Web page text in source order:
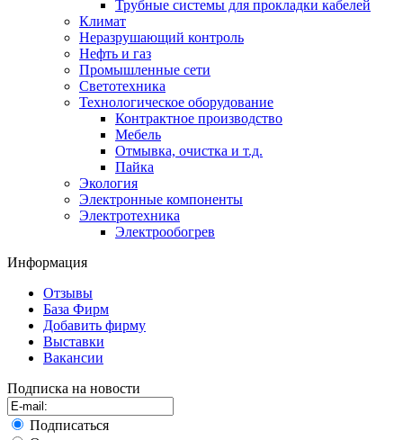
Трубные системы для прокладки кабелей
Климат
Неразрушающий контроль
Нефть и газ
Промышленные сети
Светотехника
Технологическое оборудование
Контрактное производство
Мебель
Отмывка, очистка и т.д.
Пайка
Экология
Электронные компоненты
Электротехника
Электрообогрев
Информация
Отзывы
База Фирм
Добавить фирму
Выставки
Вакансии
Подписка на новости
Подписаться